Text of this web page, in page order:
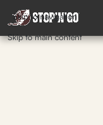
Skip to navigation
Skip to main content